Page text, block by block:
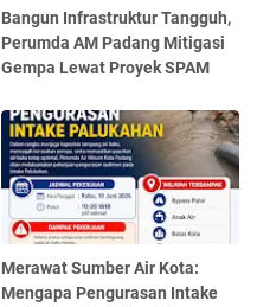
‎Bangun Infrastruktur Tangguh,
Perumda AM Padang Mitigasi
Gempa Lewat Proyek SPAM ‎
Merawat Sumber Air Kota:
Mengapa Pengurasan Intake